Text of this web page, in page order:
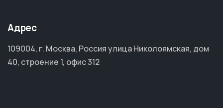
Адрес
109004, г. Москва, Россия улица Николоямская, дом
40, строение 1, офис 312